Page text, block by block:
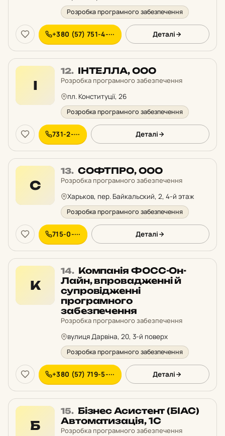
Розробка програмного забезпечення
+380 (57) 751-4-··· Деталі
І
12. Місце
12
рейтингу:
ІНТЕЛЛА, ООО
Розробка програмного забезпечення
пл. Конституції, 26
Розробка програмного забезпечення
731-2-··· Деталі
С
13. Місце
13
рейтингу:
СОФТПРО, ООО
Розробка програмного забезпечення
Харьков, пер. Байкальский, 2, 4-й этаж
Розробка програмного забезпечення
715-0-··· Деталі
К
14. Місце
14
у
рейтингу:
Компанія ФОСС-Он-
Лайн, впровадженні й
супровідженні
програмного
забезпечення
Розробка програмного забезпечення
вулиця Дарвіна, 20, 3-й поверх
Розробка програмного забезпечення
+380 (57) 719-5-··· Деталі
Б
15. Місце
15
у
Бізнес Асистент (БІАС)
Автоматизація, 1С
Розробка програмного забезпечення